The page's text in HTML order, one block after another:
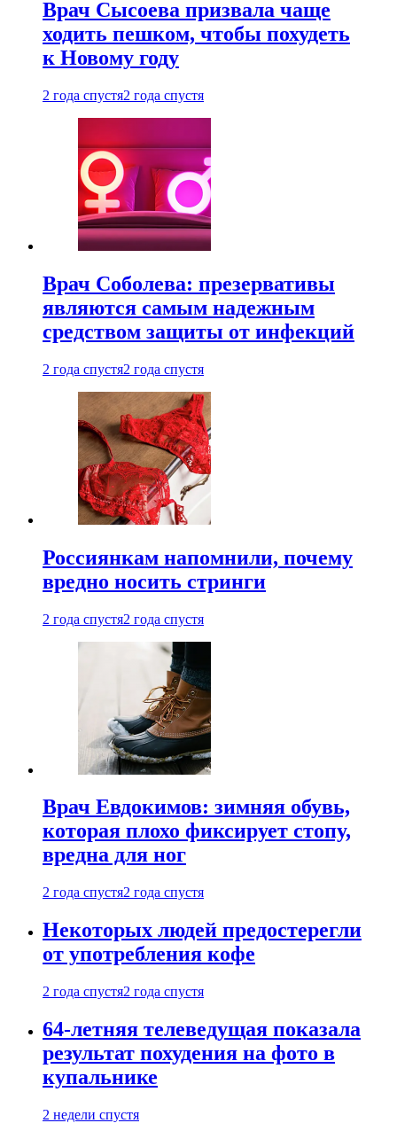
Врач Сысоева призвала чаще
ходить пешком, чтобы похудеть
к Новому году
2 года спустя2 года спустя
Врач Соболева: презервативы
являются самым надежным
средством защиты от инфекций
2 года спустя2 года спустя
Россиянкам напомнили, почему
вредно носить стринги
2 года спустя2 года спустя
Врач Евдокимов: зимняя обувь,
которая плохо фиксирует стопу,
вредна для ног
2 года спустя2 года спустя
Некоторых людей предостерегли
от употребления кофе
2 года спустя2 года спустя
64-летняя телеведущая показала
результат похудения на фото в
купальнике
2 недели спустя